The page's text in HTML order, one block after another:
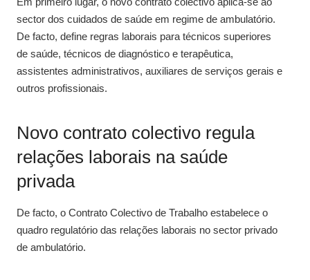
sector dos cuidados de saúde em regime de ambulatório.
De facto, define regras laborais para técnicos superiores
de saúde, técnicos de diagnóstico e terapêutica,
assistentes administrativos, auxiliares de serviços gerais e
outros profissionais.
Novo contrato colectivo regula
relações laborais na saúde
privada
De facto, o Contrato Colectivo de Trabalho estabelece o
quadro regulatório das relações laborais no sector privado
de ambulatório.